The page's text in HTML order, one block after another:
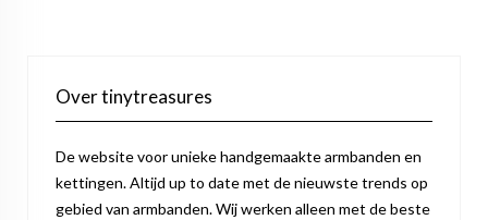
Over tinytreasures
De website voor unieke handgemaakte armbanden en
kettingen. Altijd up to date met de nieuwste trends op
gebied van armbanden. Wij werken alleen met de beste